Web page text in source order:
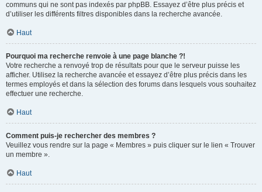
communs qui ne sont pas indexés par phpBB. Essayez d’être plus précis et
d’utiliser les différents filtres disponibles dans la recherche avancée.
Haut
Pourquoi ma recherche renvoie à une page blanche ?!
Votre recherche a renvoyé trop de résultats pour que le serveur puisse les
afficher. Utilisez la recherche avancée et essayez d’être plus précis dans les
termes employés et dans la sélection des forums dans lesquels vous souhaitez
effectuer une recherche.
Haut
Comment puis-je rechercher des membres ?
Veuillez vous rendre sur la page « Membres » puis cliquer sur le lien « Trouver
un membre ».
Haut